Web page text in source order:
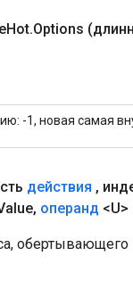
Hot.Options
-1, новая самая
действия ,
, операнд